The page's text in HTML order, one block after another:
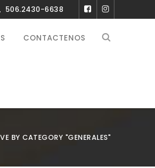
506.2430-6638
CONTACTENOS
BY CATEGORY "GENERALES"